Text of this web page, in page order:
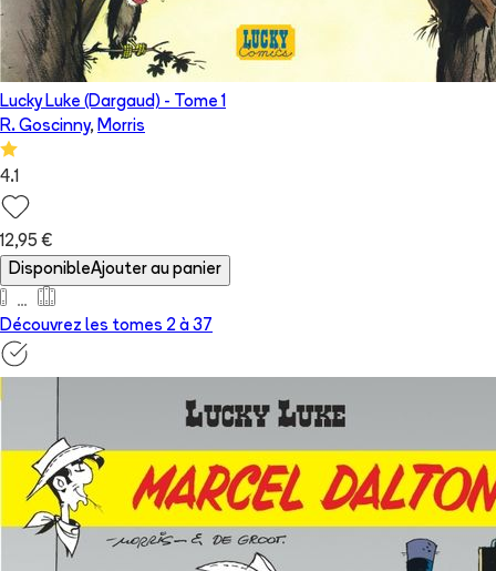
Lucky Luke (Dargaud) - Tome 1
R. Goscinny, Morris
4.1
12,95 €
DisponibleAjouter au panier
Découvrez les tomes 2 à 37